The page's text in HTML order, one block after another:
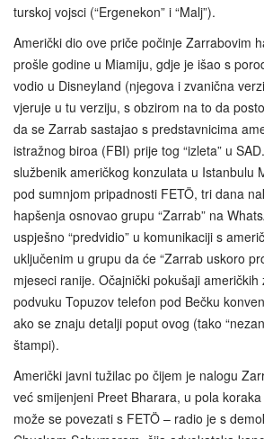
turskoj vojsci (“Ergenekon” i “Malj”).
Američki dio ove priče počinje Zarrabovim
prošle godine u Miamiju, gdje je išao s
vodio u Disneyland (njegova i zvanična
vjeruje u tu verziju, s obzirom na to da
da se Zarrab sastajao s predstavnicima
istražnog biroa (FBI) prije tog “izleta” u
službenik američkog konzulata u Istanbulu
pod sumnjom pripadnosti FETÖ, tri dana
hapšenja osnovao grupu “Zarrab” na
uspješno “predvidio” u komunikaciji s
uključenim u grupu da će “Zarrab uskoro
mjeseci ranije. Očajnički pokušaji američkih
podvuku Topuzov telefon pod Bečku
ako se znaju detalji poput ovog (tako
štampi).
Američki javni tužilac po čijem je nalogu
već smijenjeni Preet Bharara, u pola
može se povezati s FETÖ – radio je s